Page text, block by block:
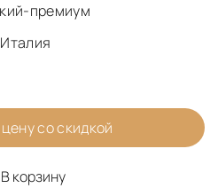
премиум
Италия
со скидкой
В корзину